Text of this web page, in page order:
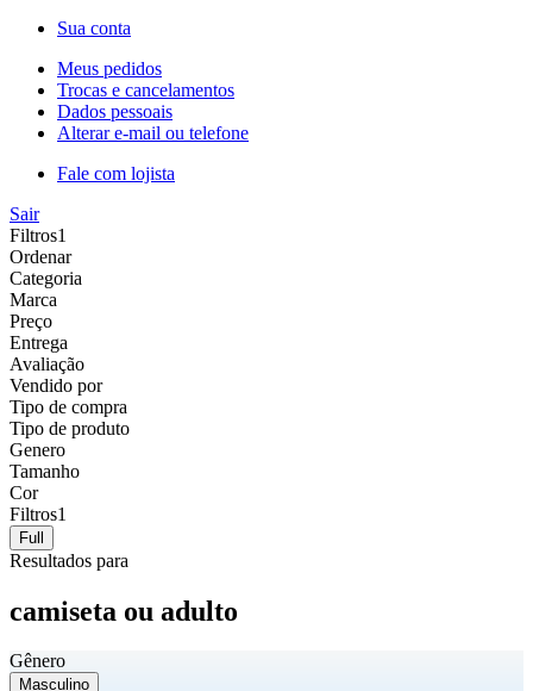
Sua conta
Meus pedidos
Trocas e cancelamentos
Dados pessoais
Alterar e-mail ou telefone
Fale com lojista
Sair
Filtros1
Ordenar
Categoria
Marca
Preço
Entrega
Avaliação
Vendido por
Tipo de compra
Tipo de produto
Genero
Tamanho
Cor
Filtros1
Full
Resultados para
camiseta ou adulto
Gênero
Masculino